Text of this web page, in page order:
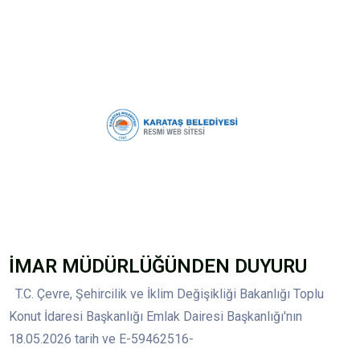
İMAR MÜDÜRLÜĞÜNDEN DUYURU
T.C. Çevre, Şehircilik ve İklim Değişikliği Bakanlığı Toplu
Konut İdaresi Başkanlığı Emlak Dairesi Başkanlığı'nın
18.05.2026 tarih ve E-59462516-